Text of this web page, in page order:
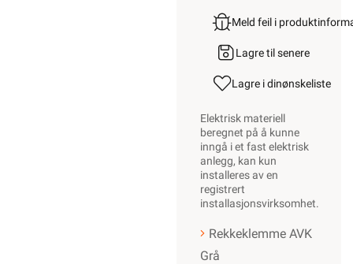
Meld feil i
Lagre til senere
Lagre i dinønskeliste
Elektrisk materiell
beregnet på å kunne
inngå i et fast elektrisk
anlegg, kan kun
installeres av en
registrert
installasjonsvirksomhet.
Rekkeklemme AVK
Grå